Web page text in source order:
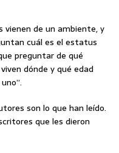
vienen de un ambiente, y
cuál es el estatus
preguntar de qué
dónde y qué edad
son lo que han leído.
que les dieron